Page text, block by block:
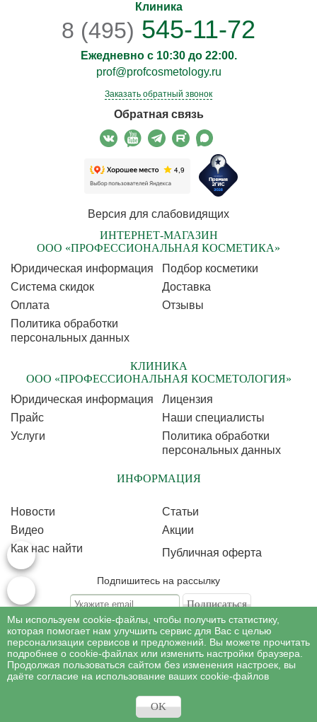
Клиника
8 (495) 545-11-72
Ежедневно с 10:30 до 22:00.
prof@profcosmetology.ru
Заказать обратный звонок
Обратная связь
Версия для слабовидящих
ИНТЕРНЕТ-МАГАЗИН
ООО «ПРОФЕССИОНАЛЬНАЯ КОСМЕТИКА»
Юридическая информация
Подбор косметики
Cистема скидок
Доставка
Оплата
Отзывы
Политика обработки
персональных данных
КЛИНИКА
ООО «ПРОФЕССИОНАЛЬНАЯ КОСМЕТОЛОГИЯ»
Юридическая информация
Лицензия
Прайс
Наши специалисты
Услуги
Политика обработки
персональных данных
ИНФОРМАЦИЯ
Новости
Статьи
Видео
Акции
Как нас найти
Публичная оферта
Подпишитесь на рассылку
Подписываясь на рассылку, Вы соглашаетесь c условиями политикиобработки
персональных данных
©Профессиональная косметология, 2007 - 2026
Все права на материалы сайта www.profcosmetology.ru охраняются в
Имеются противопоказания, необходима консультация специалиста.
Мы используем cookie-файлы, чтобы получить статистику,
которая помогает нам улучшить сервис для Вас с целью
персонализации сервисов и предложений. Вы можете прочитать
подробнее о cookie-файлах или изменить настройки браузера.
Продолжая пользоваться сайтом без изменения настроек, вы
даёте согласие на использование ваших cookie-файлов
OK